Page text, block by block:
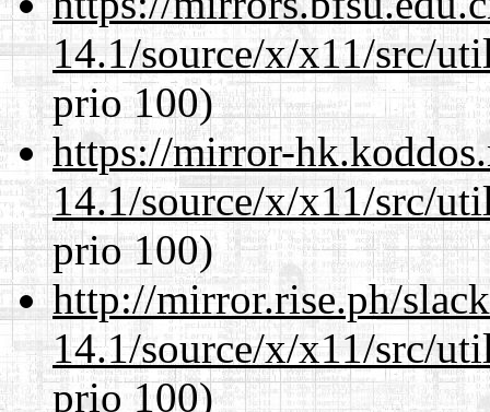
14.1/source/x/x11/src/
prio 100)
https://mirror-
14.1/source/x/x11/src/
prio 100)
http://mirror.rise.ph/
14.1/source/x/x11/src/
prio 100)